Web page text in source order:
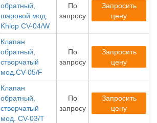
обратный,
шаровой мод.
Khlop CV-04/W
По
запросу
Запросить
цену
Клапан
обратный,
створчатый
мод.CV-05/F
По
запросу
Запросить
цену
Клапан
обратный,
створчатый
мод. CV-03/T
По
запросу
Запросить
цену